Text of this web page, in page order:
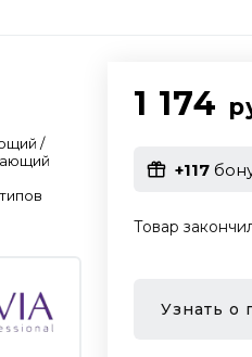
/
1 174
+117
Товар
Узнать о